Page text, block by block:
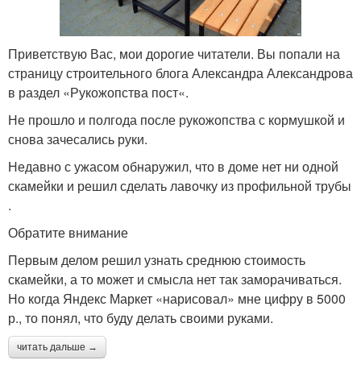
Приветствую Вас, мои дорогие читатели. Вы попали на
страницу строительного блога Александра Александрова
в раздел «Рукожопства пост«.
Не прошло и полгода после рукожопства с кормушкой и
снова зачесались руки.
Недавно с ужасом обнаружил, что в доме нет ни одной
скамейки и решил сделать лавочку из профильной трубы
.
Обратите внимание
Первым делом решил узнать среднюю стоимость
скамейки, а то может и смысла нет так заморачиваться.
Но когда Яндекс Маркет «нарисовал» мне цифру в 5000
р., то понял, что буду делать своими руками.
читать дальше →